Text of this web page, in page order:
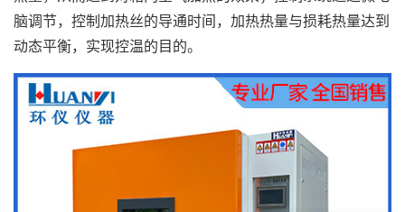
脑调节，控制加热丝的导通时间，加热热量与损耗热量达到
动态平衡，实现控温的目的。